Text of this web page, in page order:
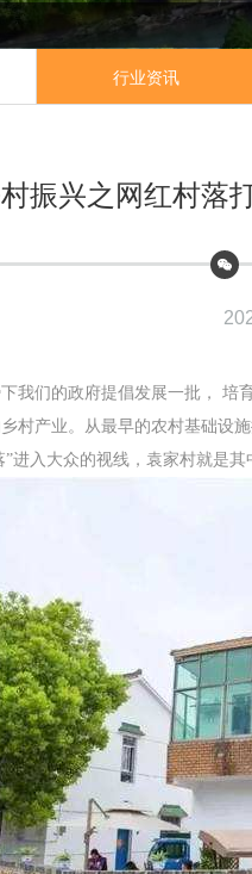
行业资讯
振兴之网红村落
我们的政府提倡发展一批，
村产业。从最早的农村基础设
进入大众的视线，袁家村就是其